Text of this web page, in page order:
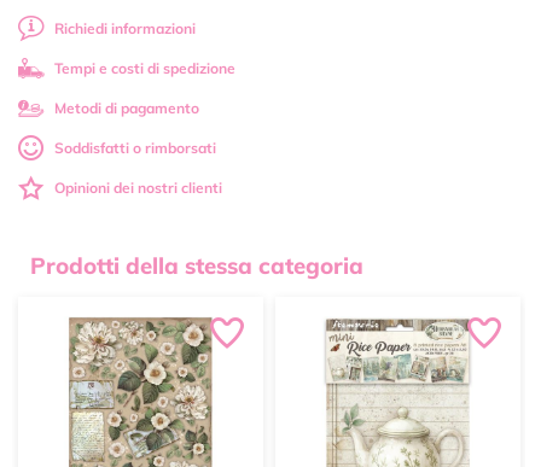
Richiedi informazioni
Tempi e costi di spedizione
Metodi di pagamento
Soddisfatti o rimborsati
Opinioni dei nostri clienti
Prodotti della stessa categoria